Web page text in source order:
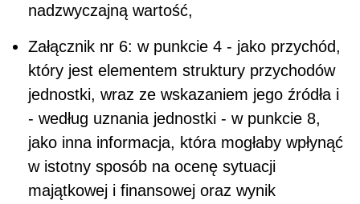
nadzwyczajną wartość,
Załącznik nr 6: w punkcie 4 - jako przychód,
który jest elementem struktury przychodów
jednostki, wraz ze wskazaniem jego źródła i
- według uznania jednostki - w punkcie 8,
jako inna informacja, która mogłaby wpłynąć
w istotny sposób na ocenę sytuacji
majątkowej i finansowej oraz wynik